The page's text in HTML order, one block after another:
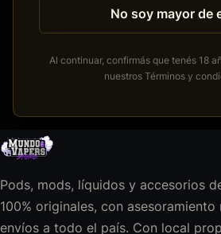
No soy mayor de
Al continuar, confirmás que tenés 18
nuestros Términos y
Pods, mods, líquidos y accesorios
100% originales, con asesoramiento
envíos a todo el país. Con local